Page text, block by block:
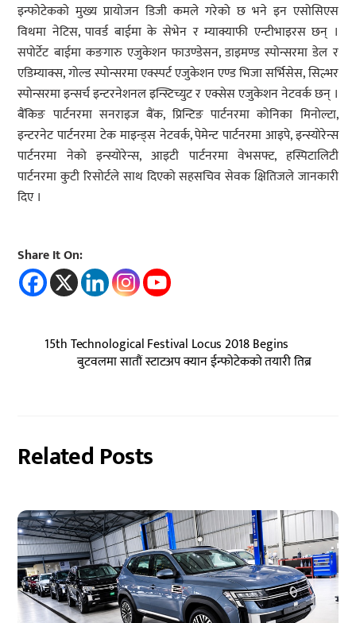
इन्फोटेकको मुख्य प्रायोजन डिजी कमले गरेको छ भने इन एसोसिएस
विथमा नेटिस, पावर्ड बाईमा के सेभेन र म्याक्याफी एन्टीभाइरस छन् ।
सपोर्टेट बाईमा कङगारु एजुकेशन फाउण्डेसन, डाइमण्ड स्पोन्सरमा डेल र
एडिम्याक्स, गोल्ड स्पोन्सरमा एक्स्पर्ट एजुकेशन एण्ड भिजा सर्भिसेस, सिल्भर
स्पोन्सरमा इन्सर्च इन्टरनेशनल इन्स्टिच्युट र एक्सेस एजुकेशन नेटवर्क छन् ।
बैंकिङ पार्टनरमा सनराइज बैंक, प्रिन्टिङ पार्टनरमा कोनिका मिनोल्टा,
इन्टरनेट पार्टनरमा टेक माइन्ड्स नेटवर्क, पेमेन्ट पार्टनरमा आइपे, इन्स्योरेन्स
पार्टनरमा नेको इन्स्योरेन्स, आइटी पार्टनरमा वेभसफ्ट, हस्पिटालिटी
पार्टनरमा कुटी रिसोर्टले साथ दिएको सहसचिव सेवक क्षितिजले जानकारी
दिए ।
Share It On:
15th Technological Festival Locus 2018 Begins
बुटवलमा सातौं स्टाटअप क्यान ईन्फोटेकको तयारी तिब्र
Related Posts